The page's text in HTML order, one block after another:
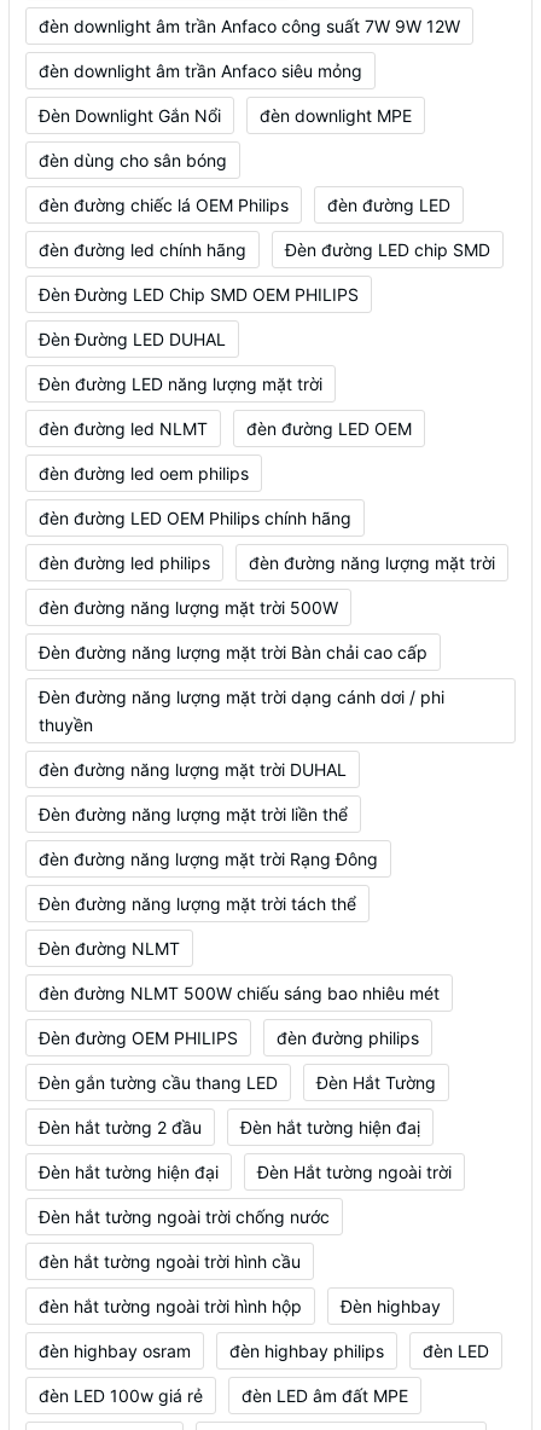
đèn downlight âm trần Anfaco công suất 7W 9W 12W
đèn downlight âm trần Anfaco siêu mỏng
Đèn Downlight Gắn Nổi đèn downlight MPE
đèn dùng cho sân bóng
đèn đường chiếc lá OEM Philips đèn đường LED
đèn đường led chính hãng Đèn đường LED chip SMD
Đèn Đường LED Chip SMD OEM PHILIPS
Đèn Đường LED DUHAL
Đèn đường LED năng lượng mặt trời
đèn đường led NLMT đèn đường LED OEM
đèn đường led oem philips
đèn đường LED OEM Philips chính hãng
đèn đường led philips đèn đường năng lượng mặt trời
đèn đường năng lượng mặt trời 500W
Đèn đường năng lượng mặt trời Bàn chải cao cấp
Đèn đường năng lượng mặt trời dạng cánh dơi / phi
thuyền
đèn đường năng lượng mặt trời DUHAL
Đèn đường năng lượng mặt trời liền thể
đèn đường năng lượng mặt trời Rạng Đông
Đèn đường năng lượng mặt trời tách thể
Đèn đường NLMT
đèn đường NLMT 500W chiếu sáng bao nhiêu mét
Đèn đường OEM PHILIPS đèn đường philips
Đèn gắn tường cầu thang LED Đèn Hắt Tường
Đèn hắt tường 2 đầu Đèn hắt tường hiện đaị
Đèn hắt tường hiện đại Đèn Hắt tường ngoài trời
Đèn hắt tường ngoài trời chống nước
đèn hắt tường ngoài trời hình cầu
đèn hắt tường ngoài trời hình hộp Đèn highbay
đèn highbay osram đèn highbay philips đèn LED
đèn LED 100w giá rẻ đèn LED âm đất MPE